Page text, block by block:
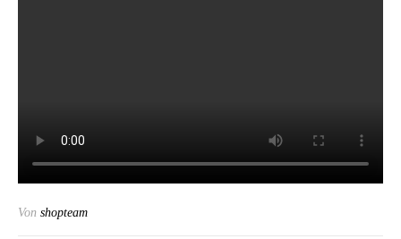
Von shopteam